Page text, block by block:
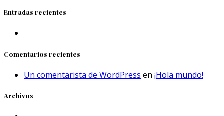
Entradas recientes
Comentarios recientes
Un comentarista de WordPress en ¡Hola mundo!
Archivos